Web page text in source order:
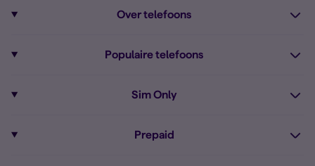
Over telefoons
Alle telefoons
Populaire telefoons
iPhone 16
Sim Only
Prepaid